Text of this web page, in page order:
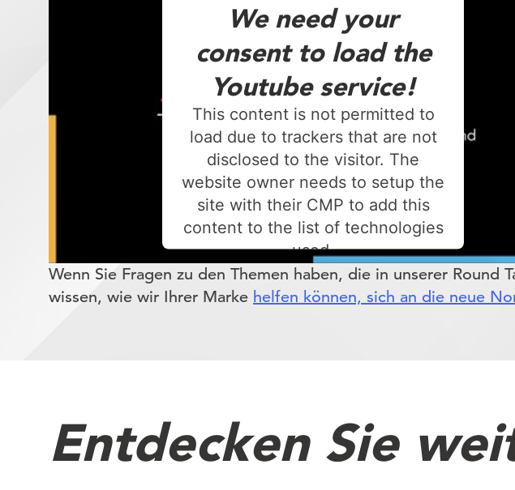
We need your
consent to load the
Youtube service!
This content is not permitted to
load due to trackers that are not
disclosed to the visitor. The
website owner needs to setup the
site with their CMP to add this
content to the list of technologies
used.
Powered byUsercentrics Consent Management
Wenn Sie Fragen zu den Themen haben, die in unserer
wissen, wie wir Ihrer Marke helfen können, sich an die neue
Entdecken Sie